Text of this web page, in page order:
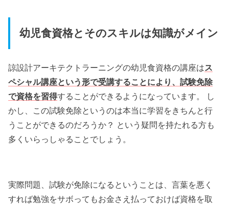
幼児食資格とそのスキルは知識がメイン
諒設計アーキテクトラーニングの幼児食資格の講座はス
ペシャル講座という形で受講することにより、試験免除
で資格を習得することができるようになっています。 し
かし、この試験免除というのは本当に学習をきちんと行
うことができるのだろうか？ という疑問を持たれる方も
多くいらっしゃることでしょう。
実際問題、試験が免除になるということは、言葉を悪く
すれば勉強をサボってもお金さえ払っておけば資格を取